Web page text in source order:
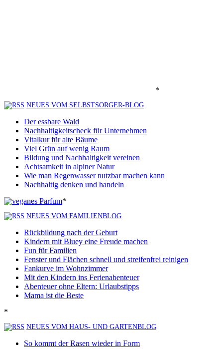
*
NEUES VOM SELBSTSORGER-BLOG
Der essbare Wald
Nachhaltigkeitscheck für Unternehmen
Vitalkur für alte Bäume
Viel Grün auf wenig Raum
Bildung und Nachhaltigkeit vereinen
Achtsamkeit in alpiner Natur
Wie man Regenwasser nutzbar machen kann
Nachhaltig denken und handeln
*
NEUES VOM FAMILIENBLOG
Rückbildung nach der Geburt
Kindern mit Bluey eine Freude machen
Fun für Familien
Fenster und Flächen schnell und streifenfrei reinigen
Fankurve im Wohnzimmer
Mit den Kindern ins Ferienabenteuer
Abenteuer ohne Eltern: Urlaubstipps
Mama ist die Beste
*
NEUES VOM HAUS- UND GARTENBLOG
So kommt der Rasen wieder in Form